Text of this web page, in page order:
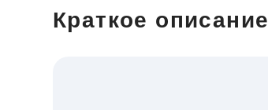
Краткое описание